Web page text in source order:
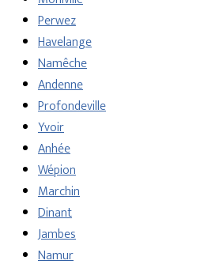
Perwez
Havelange
Namêche
Andenne
Profondeville
Yvoir
Anhée
Wépion
Marchin
Dinant
Jambes
Namur